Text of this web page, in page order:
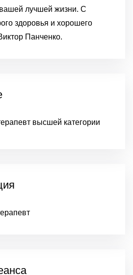
лучшей жизни. С
здоровья и хорошего
Панченко.
высшей категории